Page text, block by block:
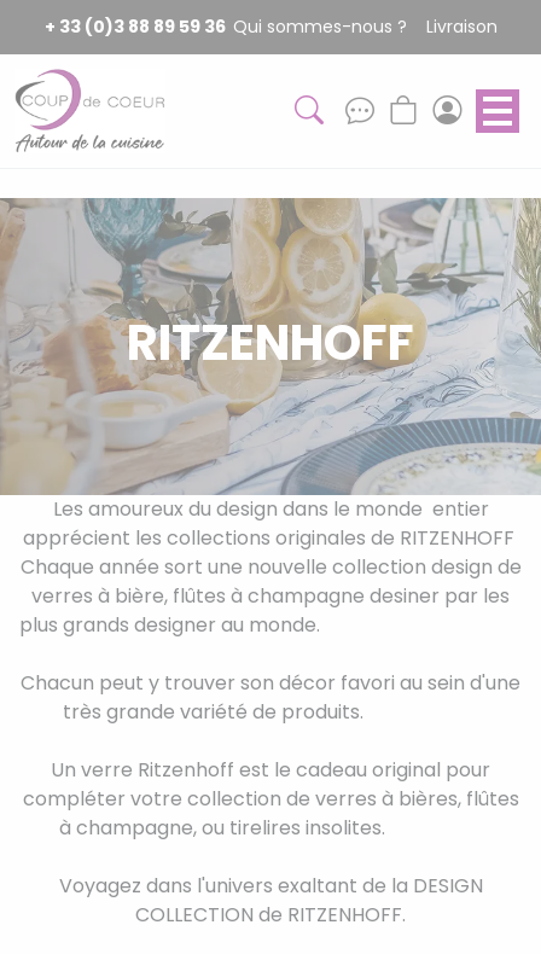
+ 33 (0)3 88 89 59 36 Qui sommes-nous ? Livraison
RITZENHOFF
Les amoureux du design dans le monde entier
apprécient les collections originales de RITZENHOFF
Chaque année sort une nouvelle collection design de
verres à bière, flûtes à champagne desiner par les
plus grands designer au monde.
Chacun peut y trouver son décor favori au sein d'une
très grande variété de produits.
Un verre Ritzenhoff est le cadeau original pour
compléter votre collection de verres à bières, flûtes
à champagne, ou tirelires insolites.
Voyagez dans l'univers exaltant de la DESIGN
COLLECTION de RITZENHOFF.
Panneau de gestion des cookies